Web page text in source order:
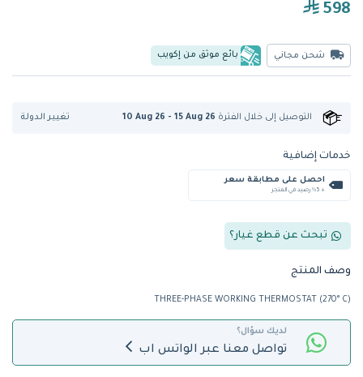
598
شحن مجاني بائع موثق من إكويب
التوصيل إلى خلال الفترة 10 Aug 26 - 15 Aug 26 تغيير الدولة
خدمات إضافية
احصل على مطابقة سعر
+ %5 رصيد في المتجر
تبحث عن قطع غيار؟
وصف المنتج
THREE-PHASE WORKING THERMOSTAT (270° C)
لديك سؤال؟
تواصل معنا عبر الواتس اب